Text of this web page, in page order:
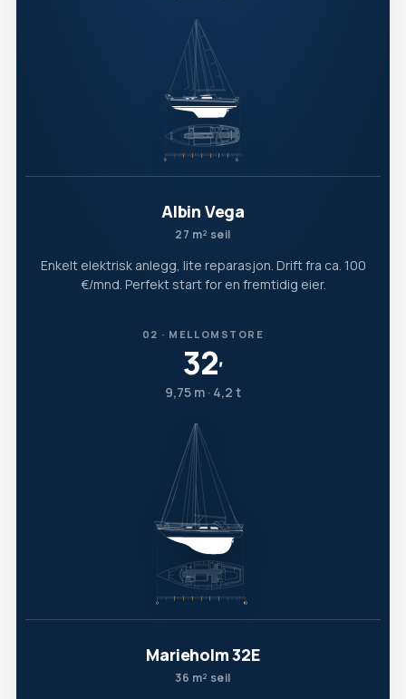
Albin Vega
27 m² seil
Enkelt elektrisk anlegg, lite reparasjon. Drift fra ca. 100
€/mnd. Perfekt start for en fremtidig eier.
02 · MELLOMSTORE
32′
9,75 m · 4,2 t
Marieholm 32E
36 m² seil